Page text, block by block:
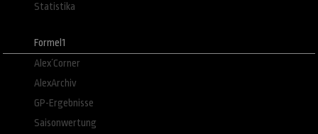
Statistika
Formel1
Alex´Corner
AlexArchiv
GP-Ergebnisse
Saisonwertung